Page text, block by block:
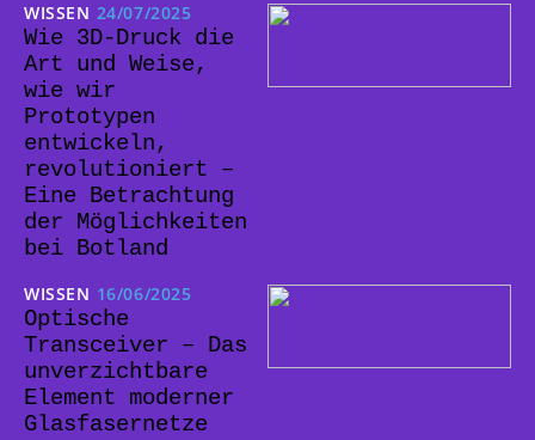
WISSEN 24/07/2025
Wie 3D-Druck die
Art und Weise,
wie wir
Prototypen
entwickeln,
revolutioniert –
Eine Betrachtung
der Möglichkeiten
bei Botland
WISSEN 16/06/2025
Optische
Transceiver – Das
unverzichtbare
Element moderner
Glasfasernetze